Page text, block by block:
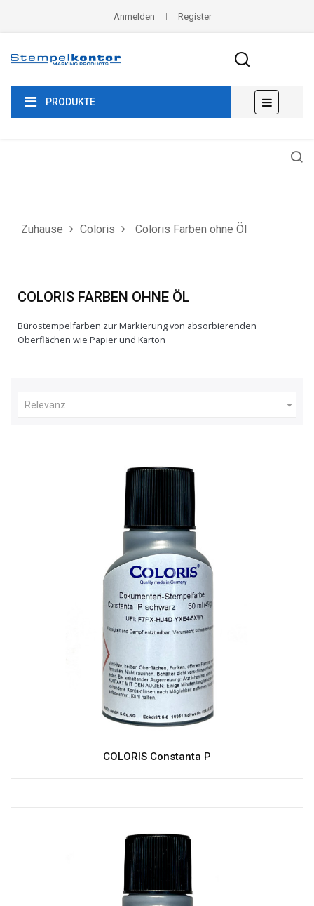
Anmelden Register
PRODUKTE
der
☰
Zuhause Coloris Coloris Farben ohne Öl
COLORIS FARBEN OHNE ÖL
Bürostempelfarben zur Markierung von absorbierenden
Oberflächen wie Papier und Karton
Relevanz 
COLORIS Constanta P